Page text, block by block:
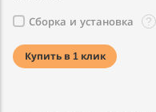
Сборка и установка ?
Купить в 1 клик